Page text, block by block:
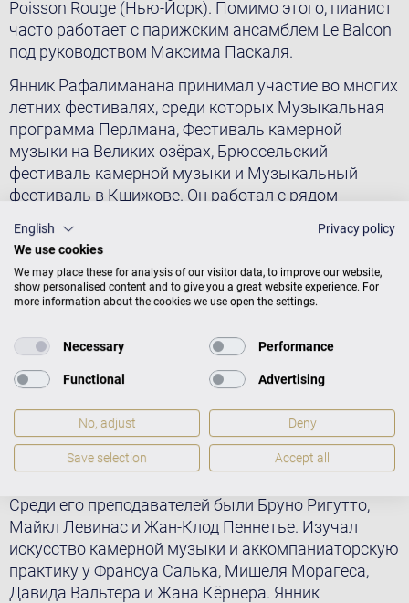
Poisson Rouge (Нью-Йорк). Помимо этого, пианист
часто работает с парижским ансамблем Le Balcon
под руководством Максима Паскаля.
Янник Рафалиманана принимал участие во многих
летних фестивалях, среди которых Музыкальная
программа Перлмана, Фестиваль камерной
музыки на Великих озёрах, Брюссельский
фестиваль камерной музыки и Музыкальный
фестиваль в Кшижове. Он работал с рядом
Перлмана, Дональда Вейлерстайна, Джозефа
Калихштейна, Ким Кашкашян, Гари Хоффмана,
Пола Каца, Нарека Ахназаряна, Роджера Тэппинга,
Юлиана Арпа, Франка Штадлера и Андрея Белова.
Янник Рафалиманана родился вo Франции, в
городе Лилль; начал изучать музыку в Лилльской
консерватории, где его наставником
стал Ален Раес. Позже с отличием окончил
Парижскую высшую национальную
консерваторию музыки и танца по классу
Среди его преподавателей были Бруно Ригутто,
Майкл Левинас и Жан-Клод Пеннетье. Изучал
искусство камерной музыки и аккомпаниаторскую
практику у Франсуа Салька, Мишеля Морагеса,
Давида Вальтера и Жана Кёрнера. Янник
English
Privacy policy
We use cookies
We may place these for analysis of our visitor data, to improve our website,
show personalised content and to give you a great website experience. For
more information about the cookies we use open the settings.
Necessary Performance
Functional Advertising
No, adjust Deny
Save selection Accept all